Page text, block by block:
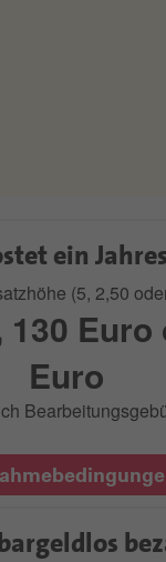
ein
(5, 2,50
130 Euro
Euro